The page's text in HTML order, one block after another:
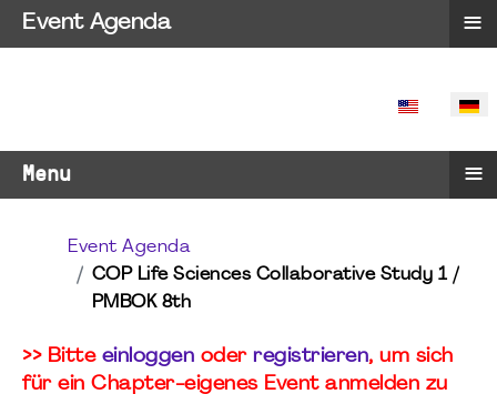
SPRACHE
Menu ≡
Event Agenda
COP Life Sciences Collaborative Study 1 /
PMBOK 8th
>> Bitte einloggen oder registrieren, um sich
für ein Chapter-eigenes Event anmelden zu
Event Agenda ≡